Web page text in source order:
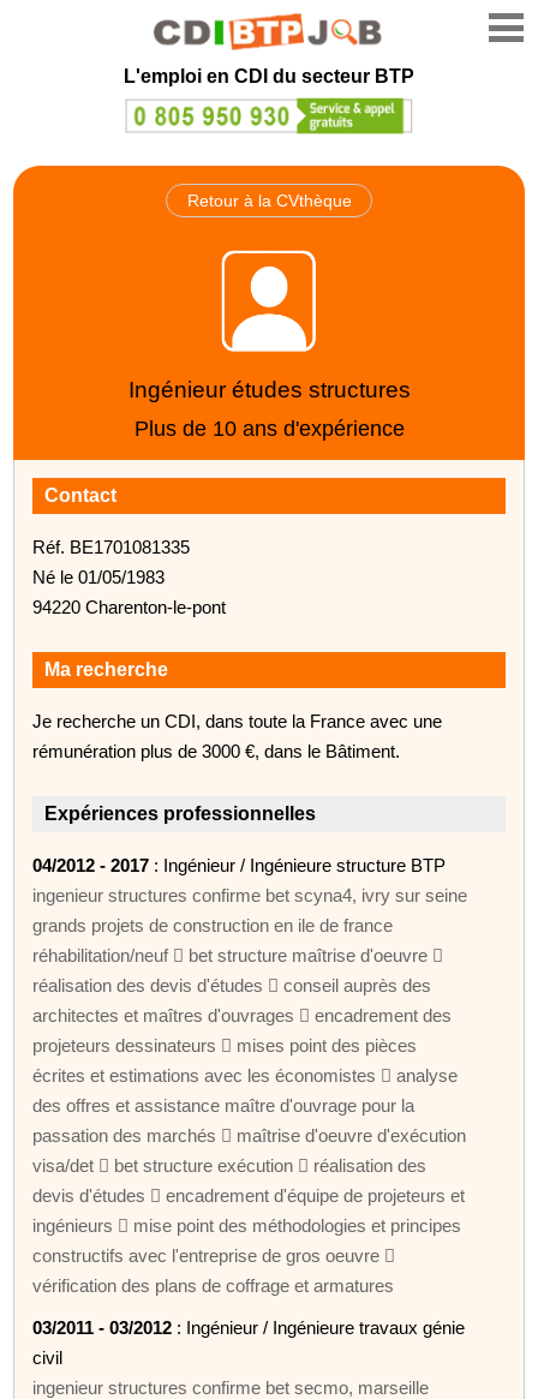
L'emploi en CDI du secteur BTP
Retour à la CVthèque
Ingénieur études structures
Plus de 10 ans d'expérience
Contact
Réf. BE1701081335
Né le 01/05/1983
94220 Charenton-le-pont
Ma recherche
Je recherche un CDI, dans toute la France avec une
rémunération plus de 3000 €, dans le Bâtiment.
Expériences professionnelles
04/2012 - 2017 : Ingénieur / Ingénieure structure BTP
ingenieur structures confirme bet scyna4, ivry sur seine
grands projets de construction en ile de france
réhabilitation/neuf  bet structure maîtrise d'oeuvre 
réalisation des devis d'études  conseil auprès des
architectes et maîtres d'ouvrages  encadrement des
projeteurs dessinateurs  mises point des pièces
écrites et estimations avec les économistes  analyse
des offres et assistance maître d'ouvrage pour la
passation des marchés  maîtrise d'oeuvre d'exécution
visa/det  bet structure exécution  réalisation des
devis d'études  encadrement d'équipe de projeteurs et
ingénieurs  mise point des méthodologies et principes
constructifs avec l'entreprise de gros oeuvre 
vérification des plans de coffrage et armatures
03/2011 - 03/2012 : Ingénieur / Ingénieure travaux génie
civil
ingenieur structures confirme bet secmo, marseille